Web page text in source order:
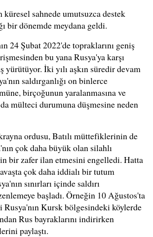
sahnede umutsuzca destek
bir dönemde meydana geldi.
24 Şubat 2022'de topraklarını geniş
bu yana Rusya'ya karşı
yürütüyor. İki yılı aşkın süredir devam
saldırganlığı on binlerce
birçoğunun yaralanmasına ve
mülteci durumuna düşmesine neden
ordusu, Batılı müttefiklerinin de
çok daha büyük olan silahlı
bir zafer ilan etmesini engelledi. Hatta
çok daha iddialı bir tutum
sınırları içinde saldırı
başladı. Örneğin 10 Ağustos'ta
Kursk bölgesindeki köylerde
Rus bayraklarını indirirken
paylaştı.